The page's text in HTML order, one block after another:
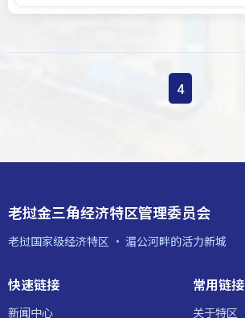
4
老挝金三角经济特区管理委员会
老挝国家级经济特区 · 湄公河畔的活力新城
快速链接
新闻中心
常用链接
关于特区